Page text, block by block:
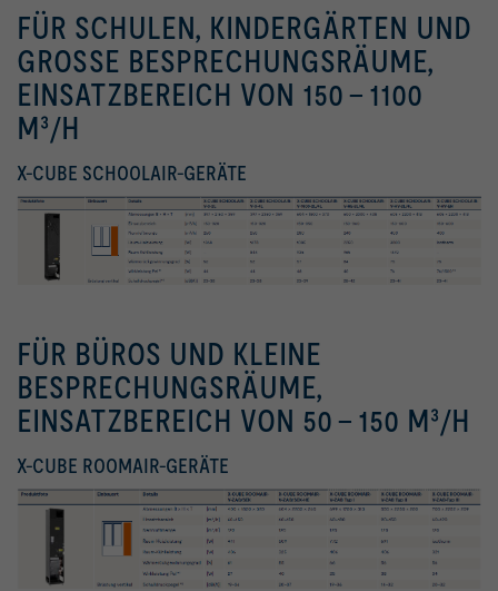
FÜR SCHULEN, KINDERGÄRTEN UND
GROSSE BESPRECHUNGSRÄUME,
EINSATZBEREICH VON 150 - 1100
M³/H
X-CUBE SCHOOLAIR-GERÄTE
FÜR BÜROS UND KLEINE
BESPRECHUNGSRÄUME,
EINSATZBEREICH VON 50 - 150 M³/H
X-CUBE ROOMAIR-GERÄTE